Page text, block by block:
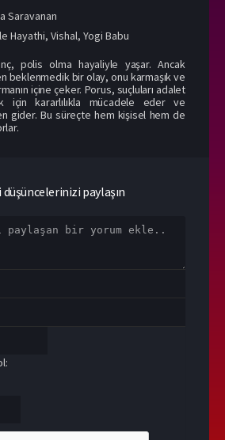
Saravanan
Hayathi, Vishal, Yogi Babu
polis olma hayaliyle yaşar. Ancak
beklenmedik bir olay, onu karmaşık ve
içine çeker. Porus, suçluları adalet
için kararlılıkla mücadele eder ve
gider. Bu süreçte hem kişisel hem de
paylaşın